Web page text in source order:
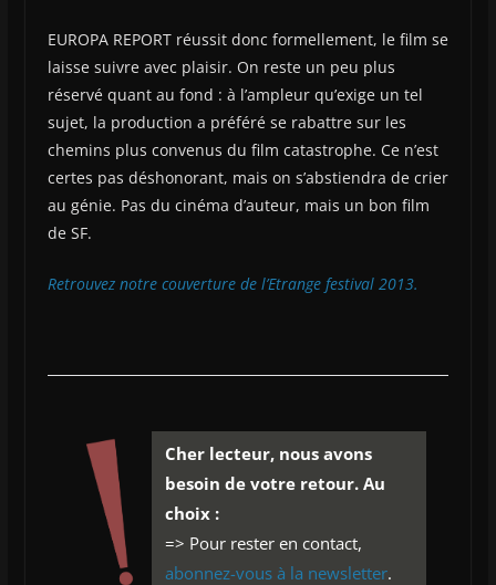
EUROPA REPORT réussit donc formellement, le film se
laisse suivre avec plaisir. On reste un peu plus
réservé quant au fond : à l’ampleur qu’exige un tel
sujet, la production a préféré se rabattre sur les
chemins plus convenus du film catastrophe. Ce n’est
certes pas déshonorant, mais on s’abstiendra de crier
au génie. Pas du cinéma d’auteur, mais un bon film
de SF.
Retrouvez notre couverture de l’Etrange festival 2013.
Cher lecteur, nous avons
besoin de votre retour. Au
choix :
=> Pour rester en contact,
abonnez-vous à la newsletter.